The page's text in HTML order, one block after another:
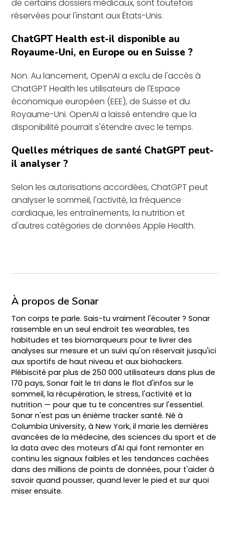
de certains dossiers médicaux, sont toutefois
réservées pour l'instant aux États-Unis.
ChatGPT Health est-il disponible au
Royaume-Uni, en Europe ou en Suisse ?
Non. Au lancement, OpenAI a exclu de l'accès à
ChatGPT Health les utilisateurs de l'Espace
économique européen (EEE), de Suisse et du
Royaume-Uni. OpenAI a laissé entendre que la
disponibilité pourrait s'étendre avec le temps.
Quelles métriques de santé ChatGPT peut-
il analyser ?
Selon les autorisations accordées, ChatGPT peut
analyser le sommeil, l'activité, la fréquence
cardiaque, les entraînements, la nutrition et
d'autres catégories de données Apple Health.
À propos de Sonar
Ton corps te parle. Sais-tu vraiment l'écouter ? Sonar
rassemble en un seul endroit tes wearables, tes
habitudes et tes biomarqueurs pour te livrer des
analyses sur mesure et un suivi qu'on réservait jusqu'ici
aux sportifs de haut niveau et aux biohackers.
Plébiscité par plus de 250 000 utilisateurs dans plus de
170 pays, Sonar fait le tri dans le flot d'infos sur le
sommeil, la récupération, le stress, l'activité et la
nutrition — pour que tu te concentres sur l'essentiel.
Sonar n'est pas un énième tracker santé. Né à
Columbia University, à New York, il marie les dernières
avancées de la médecine, des sciences du sport et de
la data avec des moteurs d'AI qui font remonter en
continu les signaux faibles et les tendances cachées
dans des millions de points de données, pour t'aider à
savoir quand pousser, quand lever le pied et sur quoi
miser ensuite.